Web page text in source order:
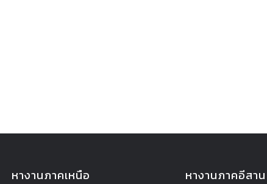
หางานภาคเหนือ หางานภาคอีสาน